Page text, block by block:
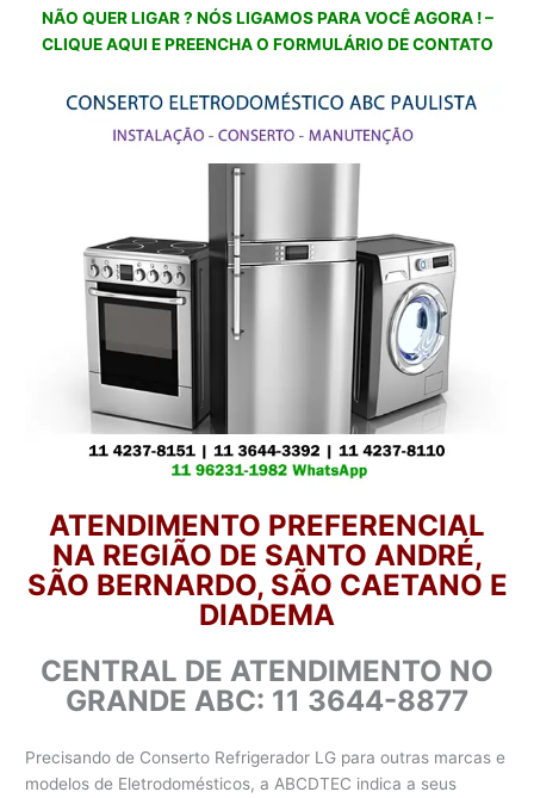
NÃO QUER LIGAR ? NÓS LIGAMOS PARA VOCÊ AGORA ! –
CLIQUE AQUI E PREENCHA O FORMULÁRIO DE CONTATO
ATENDIMENTO PREFERENCIAL
NA REGIÃO DE SANTO ANDRÉ,
SÃO BERNARDO, SÃO CAETANO E
DIADEMA
CENTRAL DE ATENDIMENTO NO
GRANDE ABC: 11 3644-8877
Precisando de Conserto Refrigerador LG para outras marcas e
modelos de Eletrodomésticos, a ABCDTEC indica a seus